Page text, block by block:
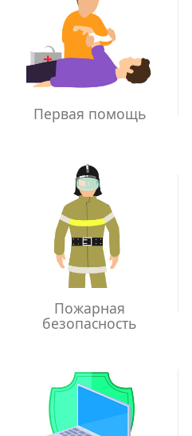
Первая помощь
Пожарная
безопасность